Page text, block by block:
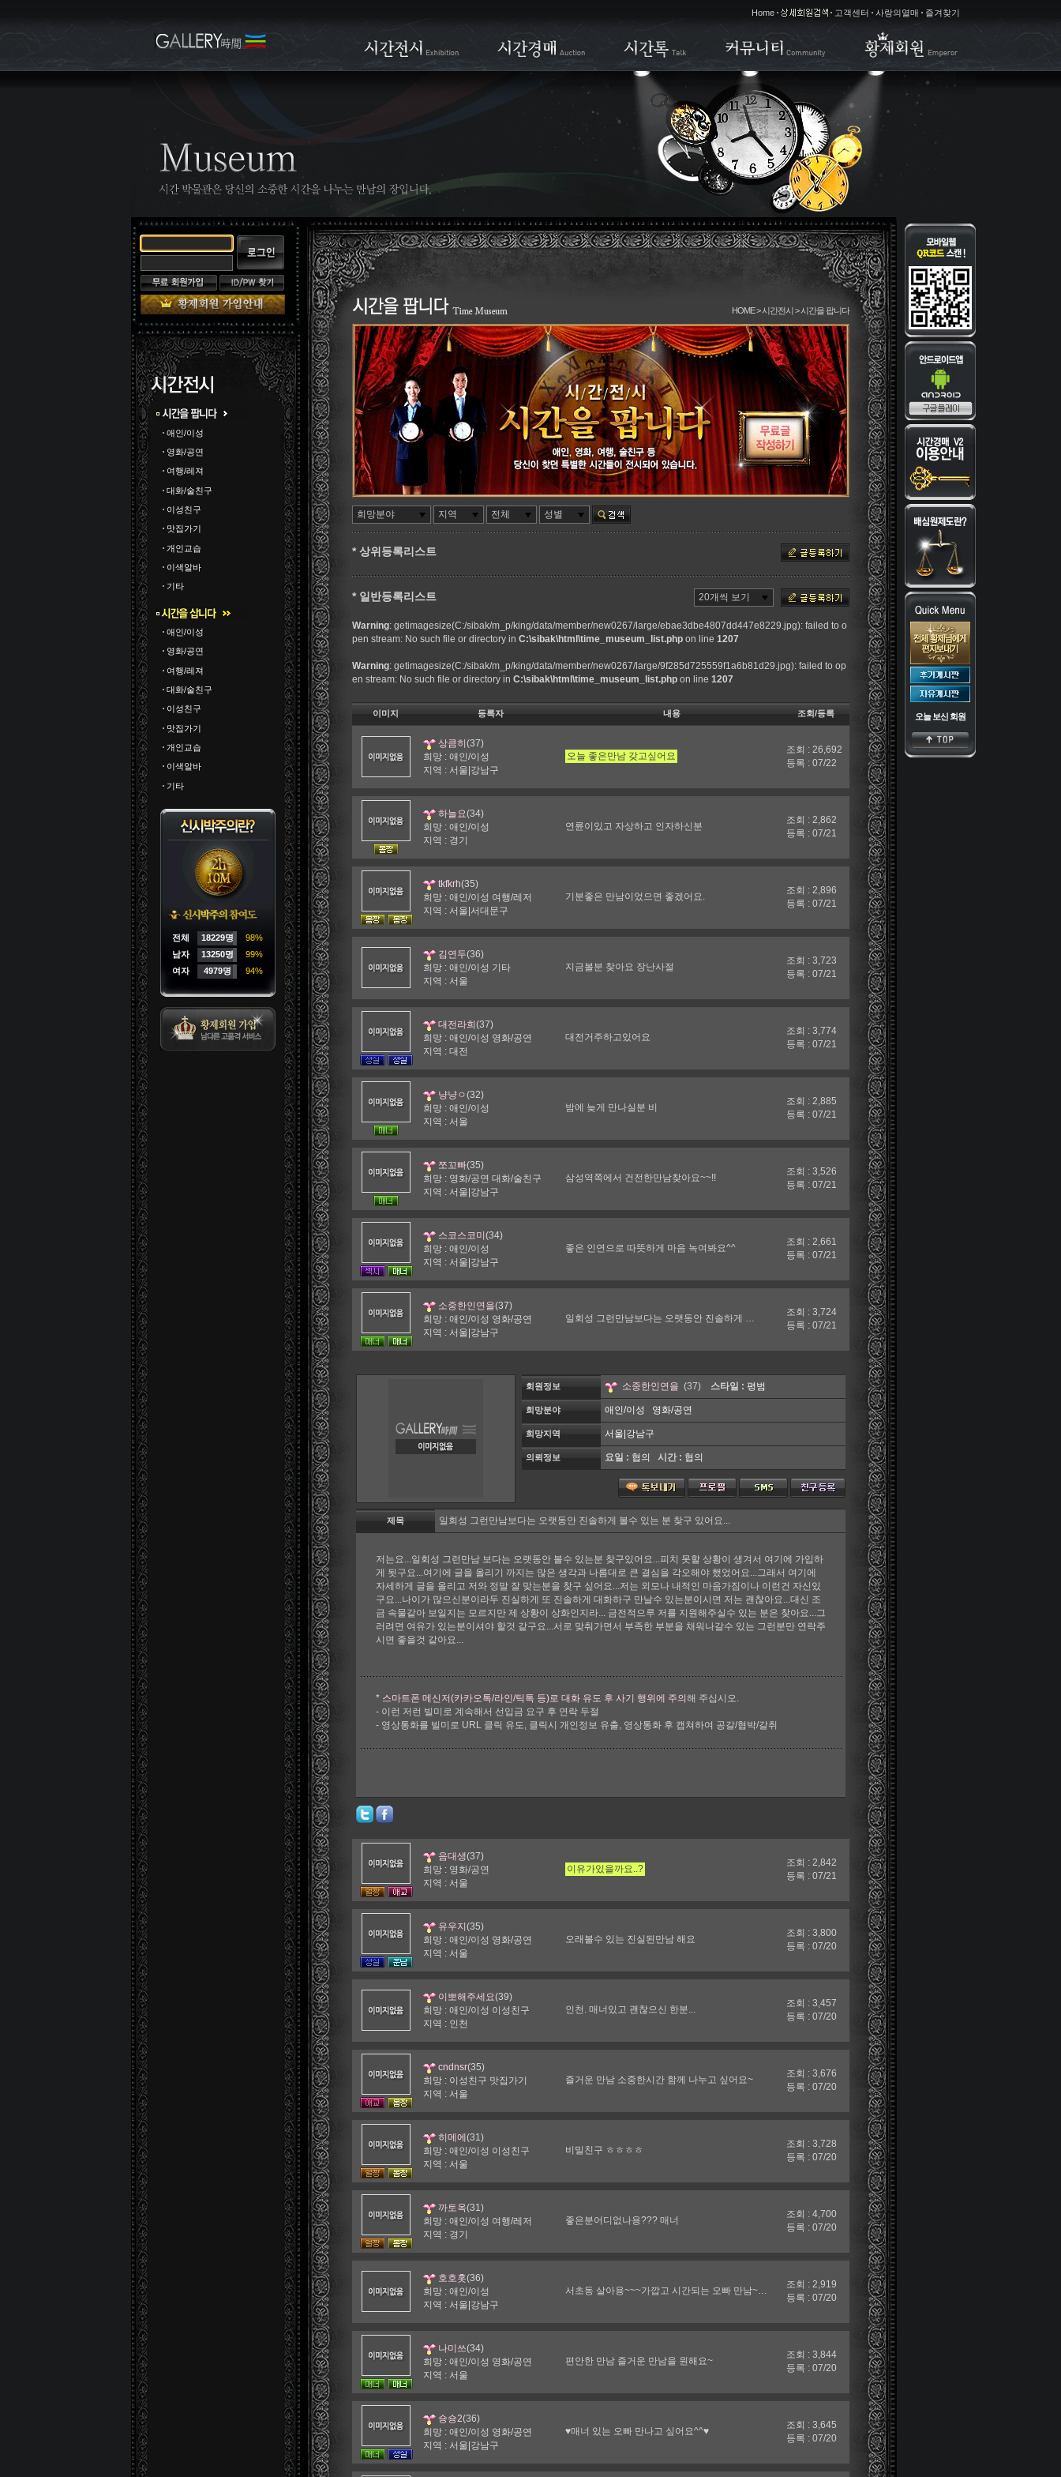
Home 고객센터 사랑의열매 즐겨찾기
애인/이성
영화/공연
여행/레져
대화/술친구
이성친구
맛집가기
개인교습
이색알바
기타
애인/이성
영화/공연
여행/레져
대화/술친구
이성친구
맛집가기
개인교습
이색알바
기타
전체 18229명
98%
남자
13250명
99%
여자
4979명 94%
HOME > 시간전시 > 시간을 팝니다
희망분야 지역 전체 성별
* 상위등록리스트
* 일반등록리스트 20개씩 보기
Warning: getimagesize(C:/sibak/m_p/king/data/member/new0267/large/ebae3dbe4807dd447e8229.jpg): failed to o
pen stream: No such file or directory in C:\sibak\html\time_museum_list.php on line 1207
Warning: getimagesize(C:/sibak/m_p/king/data/member/new0267/large/9f285d725559f1a6b81d29.jpg): failed to op
en stream: No such file or directory in C:\sibak\html\time_museum_list.php on line 1207
이미지 등록자 내용 조회/등록
상큼히 (37)
희망 : 애인/이성
지역 : 서울|강남구
오늘 좋은만남 갖고싶어요
조회 : 26,692
등록 : 07/22
하늘요(34)
희망 : 애인/이성
지역 : 경기
연륜이있고 자상하고 인자하신분
조회 : 2,862
등록 : 07/21
tkfkrh(35)
희망 : 애인/이성 여행/레저
지역 : 서울|서대문구
기분좋은 만남이었으면 좋겠어요.
조회 : 2,896
등록 : 07/21
김연두(36)
희망 : 애인/이성 기타
지역 : 서울
지금볼분 찾아요 장난사절
조회 : 3,723
등록 : 07/21
대전라희 (37)
희망 : 애인/이성 영화/공연
지역 : 대전
대전거주하고있어요
조회 : 3,774
등록 : 07/21
냥냥ㅇ(32)
희망 : 애인/이성
지역 : 서울
밤에 늦게 만나실분 비
조회 : 2,885
등록 : 07/21
쪼꼬빠(35)
희망 : 영화/공연 대화/술친구
지역 : 서울|강남구
삼성역쪽에서 건전한만남찾아요~~!!
조회 : 3,526
등록 : 07/21
스코스코미 (34)
희망 : 애인/이성
지역 : 서울|강남구
좋은 인연으로 따뜻하게 마음 녹여봐요^^
조회 : 2,661
등록 : 07/21
소중한인연을(37)
희망 : 애인/이성 영화/공연
지역 : 서울|강남구
일회성 그런만남보다는 오랫동안 진솔하게 …
조회 : 3,724
등록 : 07/21
회원정보 소중한인연을 (37) 스타일 : 평범
희망분야 애인/이성 영화/공연
희망지역 서울|강남구
의뢰정보 요일 : 협의 시간 : 협의
제목 일회성 그런만남보다는 오랫동안 진솔하게 볼수 있는 분 찾구 있어요...
저는요...일회성 그런만남 보다는 오랫동안 볼수 있는분 찾구있어요...피치 못할 상황이 생겨서 여기에 가입하
게 됫구요...여기에 글을 올리기 까지는 많은 생각과 나름대로 큰 결심을 각오해야 했었어요...그래서 여기에
자세하게 글을 올리고 저와 정말 잘 맞는분을 찾구 싶어요...저는 외모나 내적인 마음가짐이나 이런건 자신있
구요...나이가 많으신분이라두 진실하게 또 진솔하게 대화하구 만날수 있는분이시면 저는 괜찮아요...대신 조
금 속물같아 보일지는 모르지만 제 상황이 상화인지라... 금전적으루 저를 지원해주실수 있는 분은 찾아요...그
러려면 여유가 있는분이셔야 할것 같구요...서로 맞춰가면서 부족한 부분을 채워나갈수 있는 그런분만 연락주
시면 좋을것 같아요...
* 스마트폰 메신저(카카오톡/라인/틱톡 등)로 대화 유도 후 사기 행위에 주의 해 주십시오.
- 이런 저런 빌미로 계속해서 선입금 요구 후 연락 두절
- 영상통화를 빌미로 URL 클릭 유도, 클릭시 개인정보 유출, 영상통화 후 캡쳐하여 공갈/협박/갈취
음대생(37)
희망 : 영화/공연
지역 : 서울
이유가있을까요..?
조회 : 2,842
등록 : 07/21
유우지 (35)
희망 : 애인/이성 영화/공연
지역 : 서울
오래볼수 있는 진실된만남 해요
조회 : 3,800
등록 : 07/20
이뽀해주세요(39)
희망 : 애인/이성 이성친구
지역 : 인천
인천. 매너있고 괜찮으신 한분...
조회 : 3,457
등록 : 07/20
cndnsr(35)
희망 : 이성친구 맛집가기
지역 : 서울
즐거운 만남 소중한시간 함께 나누고 싶어요~
조회 : 3,676
등록 : 07/20
히메에 (31)
희망 : 애인/이성 이성친구
지역 : 서울
비밀친구 ㅎㅎㅎㅎ
조회 : 3,728
등록 : 07/20
까토옥(31)
희망 : 애인/이성 여행/레저
지역 : 경기
좋은분어디없나용??? 매너
조회 : 4,700
등록 : 07/20
호호홋(36)
희망 : 애인/이성
지역 : 서울|강남구
서초동 살아용~~~가깝고 시간되는 오빠 만남~…
조회 : 2,919
등록 : 07/20
나미쓰(34)
희망 : 애인/이성 영화/공연
지역 : 서울
편안한 만남 즐거운 만남을 원해요~
조회 : 3,844
등록 : 07/20
숑숑2(36)
희망 : 애인/이성 영화/공연
지역 : 서울|강남구
♥매너 있는 오빠 만나고 싶어요^^♥
조회 : 3,645
등록 : 07/20
오늘 보신 회원